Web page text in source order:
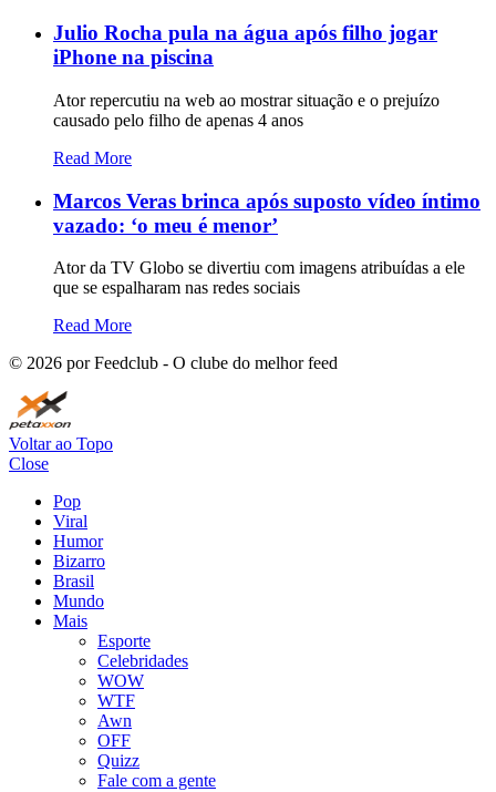
Julio Rocha pula na água após filho jogar
iPhone na piscina
Ator repercutiu na web ao mostrar situação e o prejuízo
causado pelo filho de apenas 4 anos
Read More
Marcos Veras brinca após suposto vídeo íntimo
vazado: ‘o meu é menor’
Ator da TV Globo se divertiu com imagens atribuídas a ele
que se espalharam nas redes sociais
Read More
© 2026 por Feedclub - O clube do melhor feed
Voltar ao Topo
Close
Pop
Viral
Humor
Bizarro
Brasil
Mundo
Mais
Esporte
Celebridades
WOW
WTF
Awn
OFF
Quizz
Fale com a gente